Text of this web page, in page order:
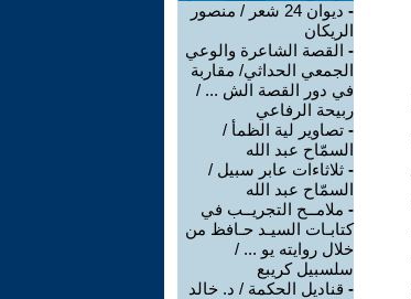
-
ديوان 24 شعر / منصور
الريكان
- القصة الشاعرة والوعي
الجمعي الحداثي/ مقاربة
في دور القصة الش ... /
ربيحة الرفاعي
- تصاوير لية الظمأ /
السمّاح عبد الله
- ثلاثاءات عابر سبيل /
السمّاح عبد الله
- ملامــح التجريــب في
كتابـات السيـد حـافظ من
خلال روايته يو ... /
سلسبيل كريبع
- قناديل الحكمة / د. خالد